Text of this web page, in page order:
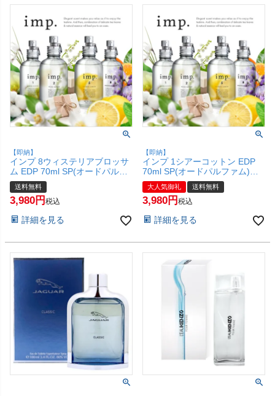
【即納】
インプ 8ウィステリアブロッサ
ム EDP 70ml SP(オードパルフ
ァム)【香水】imp.【宅配便送料
無料】(6059725)
送料無料
3,980 税込
詳細を見る
【即納】
インプ 1シアーコットン EDP
70ml SP(オードパルファム)
【香水】imp.【宅配便送料無
料】(6059718)
大人気御礼 送料無料
3,980 税込
詳細を見る